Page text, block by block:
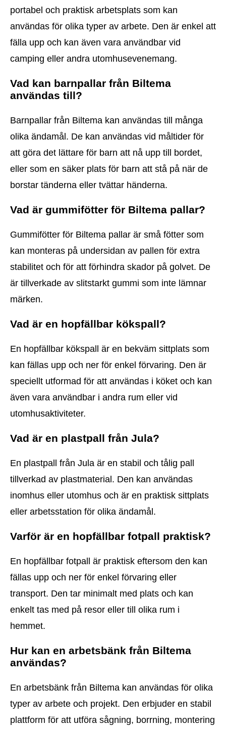
portabel och praktisk arbetsplats som kan
användas för olika typer av arbete. Den är enkel att
fälla upp och kan även vara användbar vid
camping eller andra utomhusevenemang.
Vad kan barnpallar från Biltema
användas till?
Barnpallar från Biltema kan användas till många
olika ändamål. De kan användas vid måltider för
att göra det lättare för barn att nå upp till bordet,
eller som en säker plats för barn att stå på när de
borstar tänderna eller tvättar händerna.
Vad är gummifötter för Biltema pallar?
Gummifötter för Biltema pallar är små fötter som
kan monteras på undersidan av pallen för extra
stabilitet och för att förhindra skador på golvet. De
är tillverkade av slitstarkt gummi som inte lämnar
märken.
Vad är en hopfällbar kökspall?
En hopfällbar kökspall är en bekväm sittplats som
kan fällas upp och ner för enkel förvaring. Den är
speciellt utformad för att användas i köket och kan
även vara användbar i andra rum eller vid
utomhusaktiviteter.
Vad är en plastpall från Jula?
En plastpall från Jula är en stabil och tålig pall
tillverkad av plastmaterial. Den kan användas
inomhus eller utomhus och är en praktisk sittplats
eller arbetsstation för olika ändamål.
Varför är en hopfällbar fotpall praktisk?
En hopfällbar fotpall är praktisk eftersom den kan
fällas upp och ner för enkel förvaring eller
transport. Den tar minimalt med plats och kan
enkelt tas med på resor eller till olika rum i
hemmet.
Hur kan en arbetsbänk från Biltema
användas?
En arbetsbänk från Biltema kan användas för olika
typer av arbete och projekt. Den erbjuder en stabil
plattform för att utföra sågning, borrning, montering